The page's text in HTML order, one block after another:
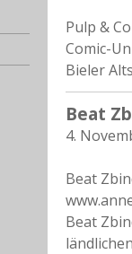
Pulp &
Comic-
Bieler
Beat
4.
Beat
Beat